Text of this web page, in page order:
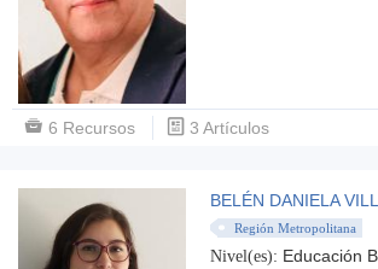
6 Recursos 3 Artículos
BELÉN DANIELA
Región Metropolitana
Nivel(es): Educación